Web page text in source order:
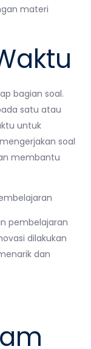
materi
bagian soal.
satu atau
untuk
soal
membantu
pembelajaran
dilakukan
dan